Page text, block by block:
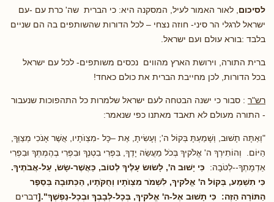
לסיכום , לאור האמור לעיל, המסקנה היא: כי הברית שה' כרת עם -עם
ישראל לרגלי הר סיני- חוזה נצחי – לכל הדורות שהשותפים בה הם שניים
בלבד :בורא עולם ועם ישראל.
ברית התורה, וירושת הארץ מהווים נכסים משותפים- לכל עם ישראל
בכל הדורות, לכן מחייבת הברית את כולם כאחד!
רש"ר : סבור כי ישנה הבטחה לעם ישראל שלמרות כל התהפוכות שנעבור
- התורה מעולם לא תאבד מאתנו כפי שנאמר:
"וְאַתָּה תָשׁוּב, וְשָׁמַעְתָּ בְּקוֹל ה'; וְעָשִׂיתָ, אֶת –כָּל -מִצְוֺתָיו, אֲשֶׁר אָנֹכִי מְצַוְּךָ,
הַיּוֹם. וְהוֹתִירְךָ ה' אֱלֹקיךָ בְּכֹל מַעֲשֵׂה יָדֶךָ, בִּפְרִי בִטְנְךָ וּבִפְרִי בְהֶמְתְּךָ וּבִפְרִי
אַדְמָתְךָ--לְטֹבָה:
כִּי יָשׁוּב ה', לָשׂוּשׂ עָלֶיךָ לְטוֹב, כַּאֲשֶׁר-שָׂשׂ, עַל-אֲבֹתֶיךָ.
כִּי תִשְׁמַע, בְּקוֹל ה' אֱלֹקיךָ, לִשְׁמֹר מִצְוֺתָיו וְחֻקֹּתָיו, הַכְּתוּבָה בְּסֵפֶר
הַתּוֹרָה הַזֶּה: כִּי תָשׁוּב אֶל-ה' אֱלֹקיךָ, בְּכָל-לְבָבְךָ וּבְכָל-נַפְשֶׁךָ".[דברים